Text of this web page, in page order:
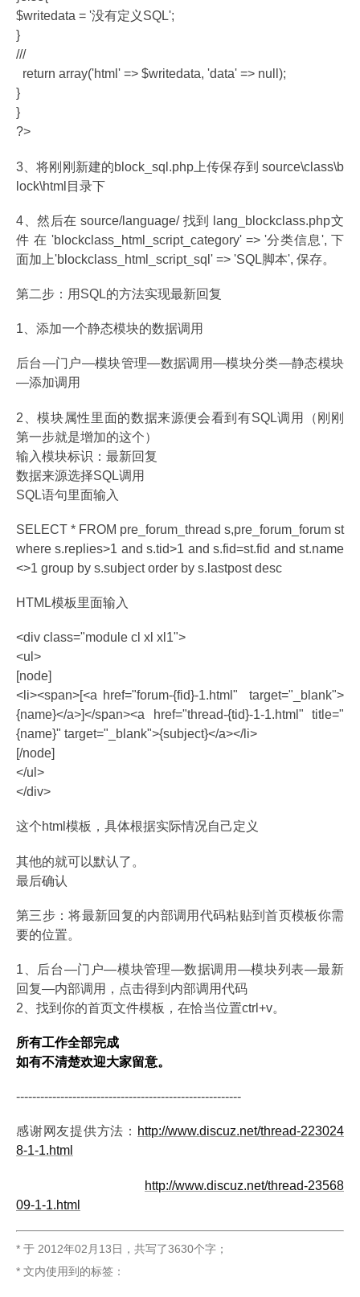
$writedata = '没有定义SQL';
}
///
return array('html' => $writedata, 'data' => null);
}
}
?>
3、将刚刚新建的block_sql.php上传保存到 source\class\b
lock\html目录下
4、然后在 source/language/ 找到 lang_blockclass.php文
件 在 'blockclass_html_script_category' => '分类信息', 下
面加上'blockclass_html_script_sql' => 'SQL脚本', 保存。
第二步：用SQL的方法实现最新回复
1、添加一个静态模块的数据调用
后台—门户—模块管理—数据调用—模块分类—静态模块
—添加调用
2、模块属性里面的数据来源便会看到有SQL调用（刚刚
第一步就是增加的这个）
输入模块标识：最新回复
数据来源选择SQL调用
SQL语句里面输入
SELECT * FROM pre_forum_thread s,pre_forum_forum st
where s.replies>1 and s.tid>1 and s.fid=st.fid and st.name
<>1 group by s.subject order by s.lastpost desc
HTML模板里面输入
<div class="module cl xl xl1">
<ul>
[node]
<li><span>[<a href="forum-{fid}-1.html" target="_blank">
{name}</a>]</span><a href="thread-{tid}-1-1.html" title="
{name}" target="_blank">{subject}</a></li>
[/node]
</ul>
</div>
这个html模板，具体根据实际情况自己定义
其他的就可以默认了。
最后确认
第三步：将最新回复的内部调用代码粘贴到首页模板你需
要的位置。
1、后台—门户—模块管理—数据调用—模块列表—最新
回复—内部调用，点击得到内部调用代码
2、找到你的首页文件模板，在恰当位置ctrl+v。
所有工作全部完成
如有不清楚欢迎大家留意。
--------------------------------------------------------
感谢网友提供方法： http://www.discuz.net/thread-223024
8-1-1.html
http://www.discuz.net/thread-23568
09-1-1.html
* 于 2012年02月13日 ， 共写了3630个字 ；
* 文内使用到的标签：